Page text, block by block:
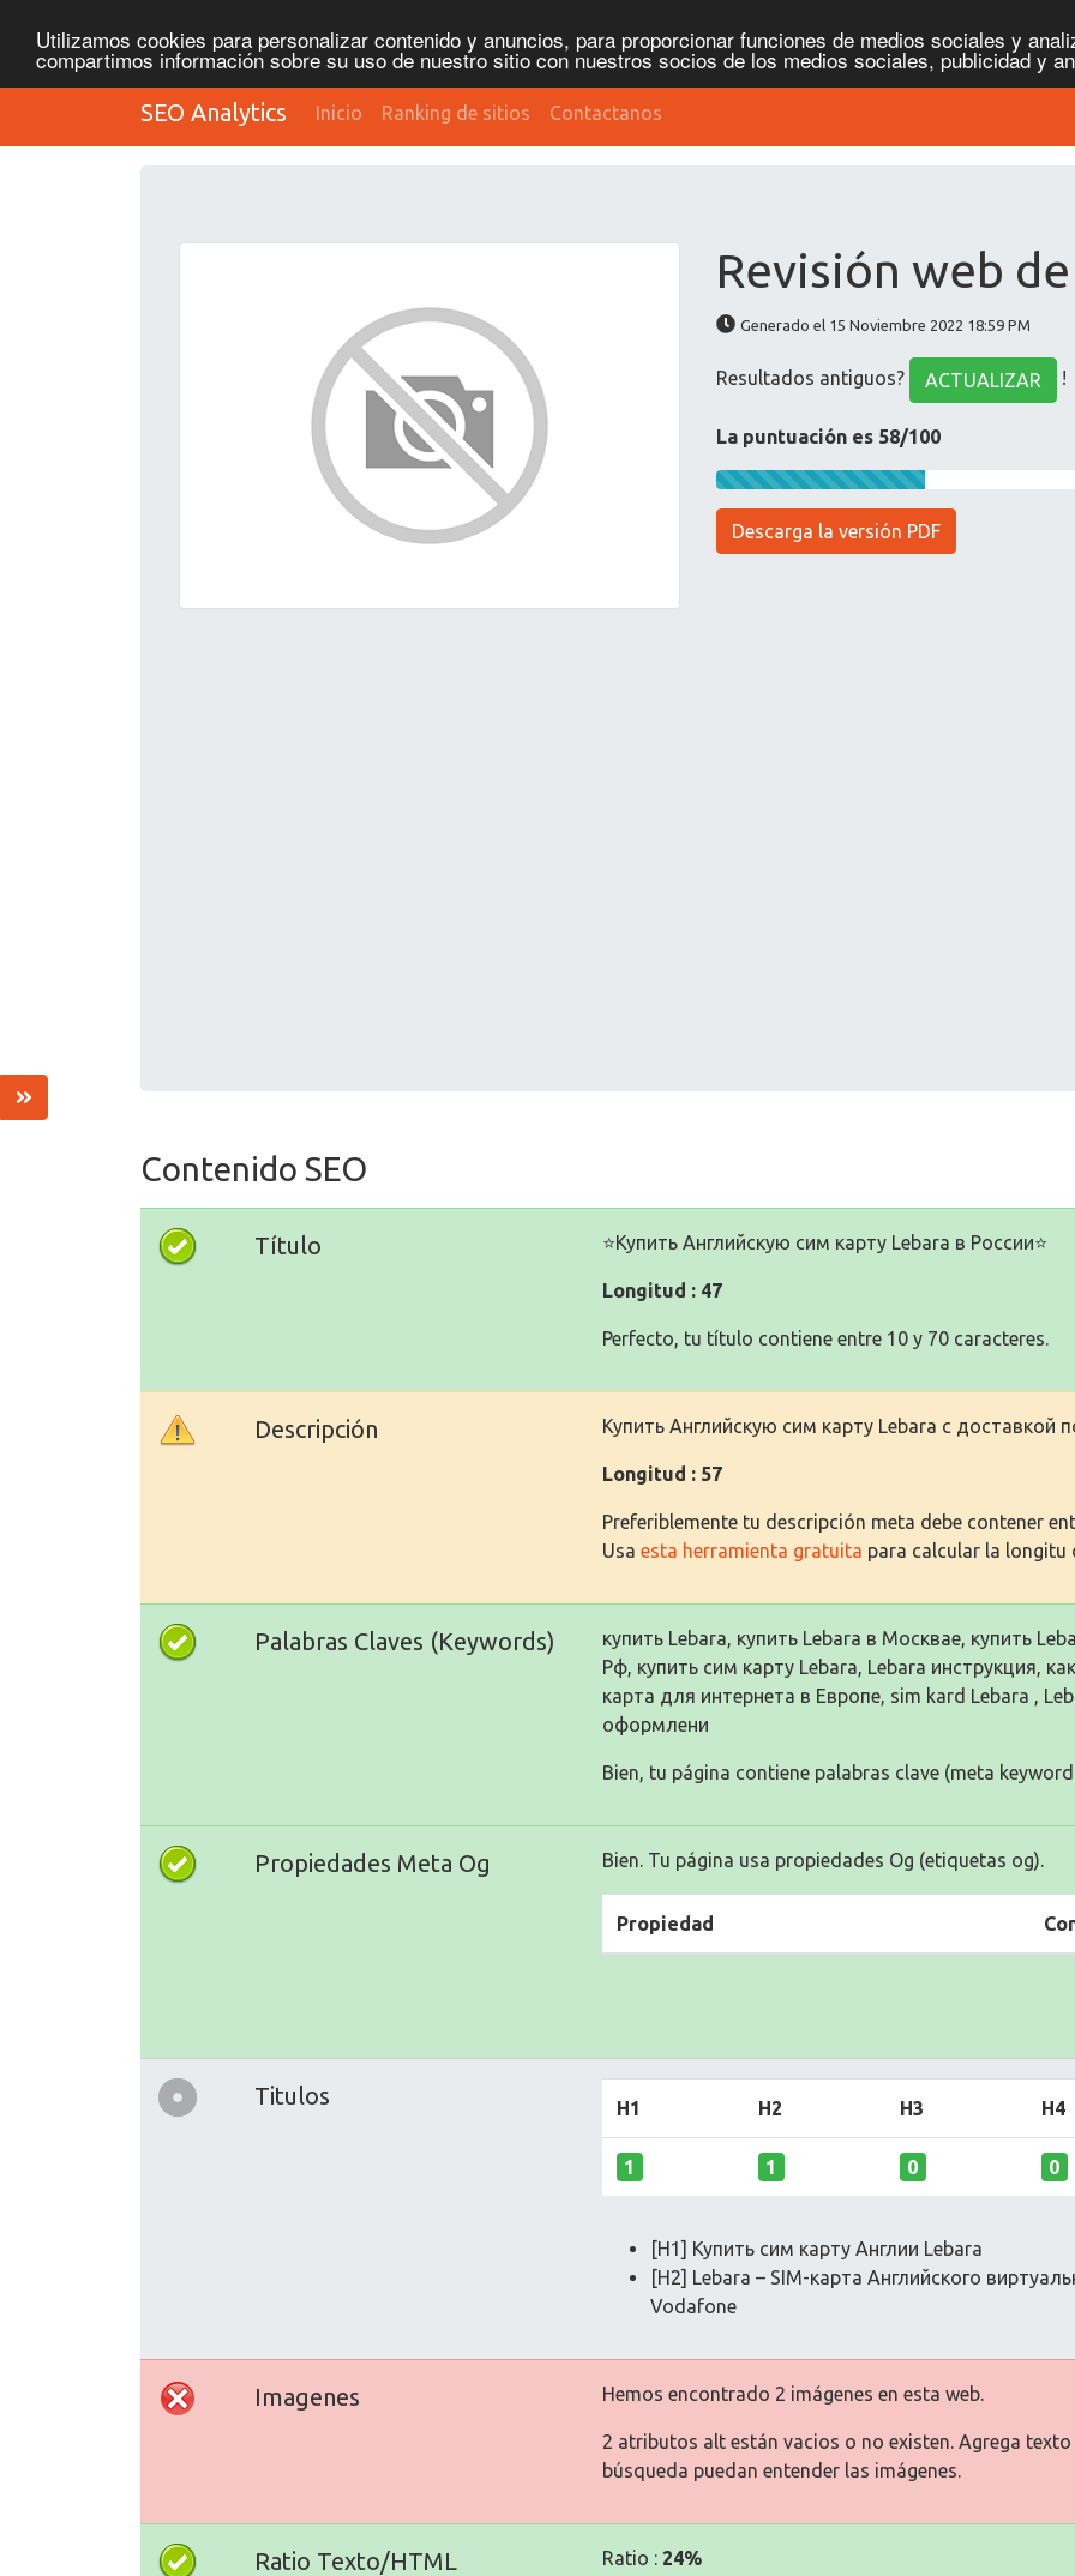
Utilizamos cookies para personalizar contenido y anuncios, para proporcionar funciones de medios sociales y
compartimos información sobre su uso de nuestro sitio con nuestros socios de los medios sociales, publicidad y
SEO Analytics Inicio Ranking de sitios Contactanos
Revisión web
Generado el 15 Noviembre 2022 18:59 PM
Resultados antiguos? ACTUALIZAR !
La puntuación es 58/100
Descarga la versión PDF
Contenido SEO
Título ⭐️Купить Английскую сим карту Lebara в России⭐️
Longitud : 47
Perfecto, tu título contiene entre 10 y 70 caracteres.
Descripción Купить Английскую сим карту Lebara с доставкой
Longitud : 57
Preferiblemente tu descripción meta debe contener
Usa esta herramienta gratuita para calcular la longitu
Palabras Claves (Keywords)
купить Lebara, купить Lebara в Москвае, купить
Рф, купить сим карту Lebara, Lebara инструкция,
карта для интернета в Европе, sim kard Lebara ,
оформлени
Bien, tu página contiene palabras clave (meta
Propiedades Meta Og Bien. Tu página usa propiedades Og (etiquetas og).
Propiedad
Titulos H1 H2 H3 H4
1 1 0 0
[H1] Купить сим карту Англии Lebara
[H2] Lebara – SIM-карта Английского
Vodafone
Imagenes Hemos encontrado 2 imágenes en esta web.
2 atributos alt están vacios o no existen. Agrega
búsqueda puedan entender las imágenes.
Ratio Texto/HTML Ratio : 24%